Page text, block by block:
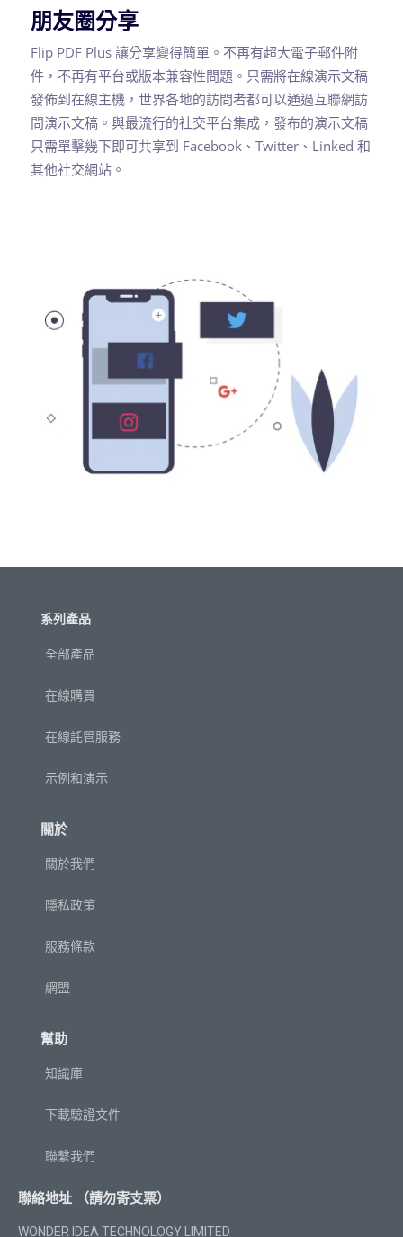
朋友圈分享
Flip PDF Plus 讓分享變得簡單。不再有超大電子郵件附
件，不再有平台或版本兼容性問題。只需將在線演示文稿
發佈到在線主機，世界各地的訪問者都可以通過互聯網訪
問演示文稿。與最流行的社交平台集成，發布的演示文稿
只需單擊幾下即可共享到 Facebook、Twitter、Linked 和
其他社交網站。
系列產品
全部產品
在線購買
在線託管服務
示例和演示
關於
關於我們
隱私政策
服務條款
網盟
幫助
知識庫
下載驗證文件
聯繫我們
聯絡地址 （請勿寄支票）
WONDER IDEA TECHNOLOGY LIMITED